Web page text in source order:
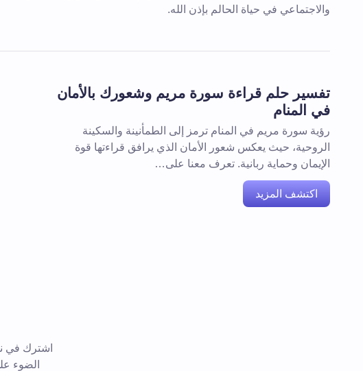
والاجتماعي في حياة الحالم بإذن الله.
تفسير حلم قراءة سورة مريم وشعورك بالأمان
في المنام
رؤية سورة مريم في المنام ترمز إلى الطمأنينة والسكينة
الروحية، حيث يعكس شعور الأمان الذي يرافق قراءتها قوة
الإيمان وحماية ربانية. تعرف معنا على…
اكتشف المزيد
اشترك في
الضوء